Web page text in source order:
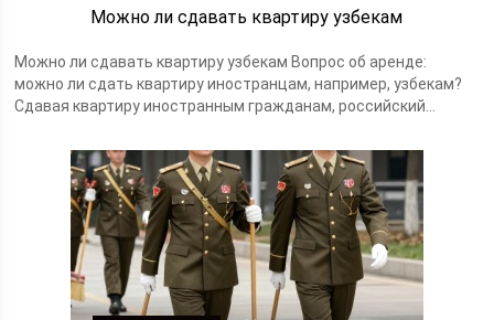
Можно ли сдавать квартиру узбекам
Можно ли сдавать квартиру узбекам Вопрос об аренде:
можно ли сдать квартиру иностранцам, например, узбекам?
Сдавая квартиру иностранным гражданам, российский...